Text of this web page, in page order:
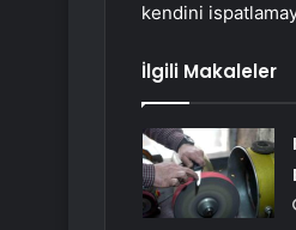
kendini
İlgili Makaleler